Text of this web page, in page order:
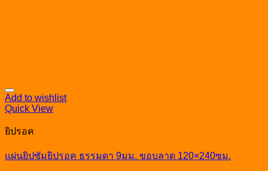
Add to wishlist
Quick View
ยิปรอค
แผ่นยิปซัมยิปรอค ธรรมดา 9มม. ขอบลาด 120×240ซม.